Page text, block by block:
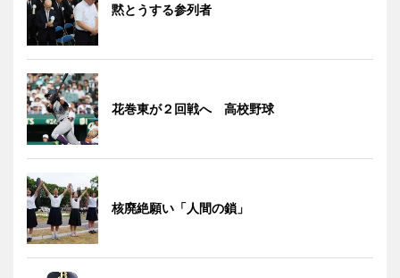
黙とうする参列者
花巻東が２回戦へ 高校野球
核廃絶願い「人間の鎖」